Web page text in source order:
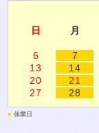
日
月
6
7
13
14
20
21
27
28
■ 休業日